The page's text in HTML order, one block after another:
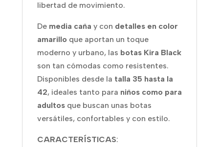
libertad de movimiento.
De media caña y con detalles en color
amarillo que aportan un toque
moderno y urbano, las botas Kira Black
son tan cómodas como resistentes.
Disponibles desde la talla 35 hasta la
42, ideales tanto para niños como para
adultosque buscan unas botas
versátiles, confortables y con estilo.
CARACTERÍSTICAS: